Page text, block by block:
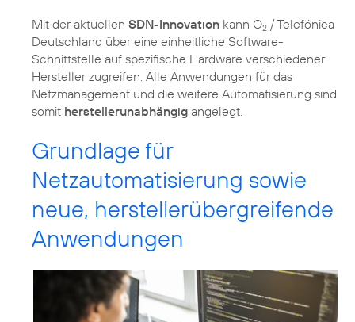
Mit der aktuellen SDN-Innovation kann O2 / Telefónica
Deutschland über eine einheitliche Software-
Schnittstelle auf spezifische Hardware verschiedener
Hersteller zugreifen. Alle Anwendungen für das
Netzmanagement und die weitere Automatisierung sind
somit herstellerunabhängig
Grundlage für
Netzautomatisierung sowie
neue, herstellerübergreifende
Anwendungen